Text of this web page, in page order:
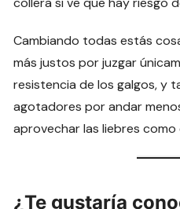
Cambiando todas estás
más justos por juzgar
resistencia de los galgos, y
agotadores por andar
aprovechar las liebres como
¿Te gustaría